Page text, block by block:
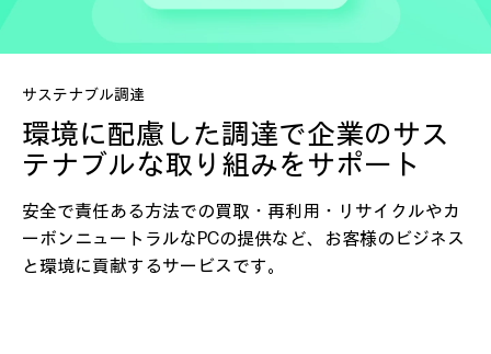
サステナブル調達
環境に配慮した調達で企業のサス
テナブルな取り組みをサポート
安全で責任ある方法での買取・再利用・リサイクルやカ
ーボンニュートラルなPCの提供など、お客様のビジネス
と環境に貢献するサービスです。